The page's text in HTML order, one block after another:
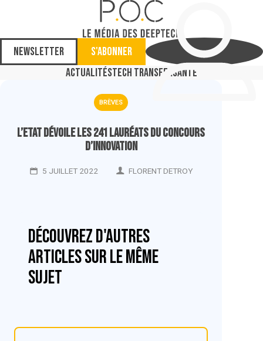
Newsletter
S'abonner
ActualitésTech TransferSanté
BRÈVES
L’Etat dévoile les 241 lauréats du concours
d’innovation
5 JUILLET 2022 FLORENT DETROY
Découvrez d'autres
articles sur le même
sujet